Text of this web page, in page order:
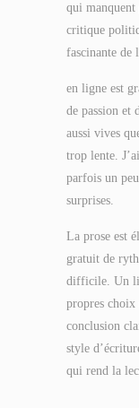
qui
critique
fascinante de
en ligne est
de passion et
aussi vives
trop lente.
parfois un
surprises.
La prose est
gratuit de
difficile. Un
propres choix
conclusion
style
qui rend la